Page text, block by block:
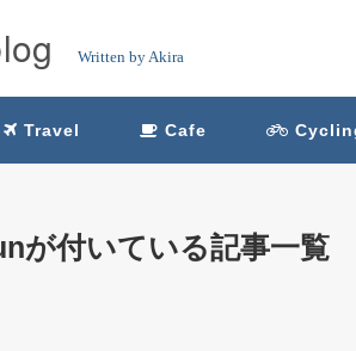
Written by Akira
Travel Cafe
が付いている記事一覧